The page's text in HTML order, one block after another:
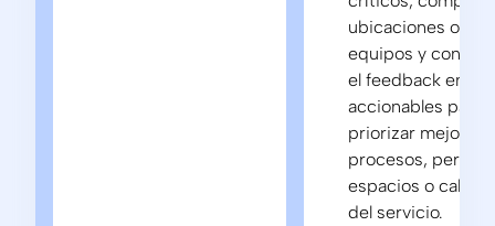
ubicaciones o
equipos y
el feedback en
accionables para
priorizar mejoras
procesos,
espacios o calidad
del servicio.